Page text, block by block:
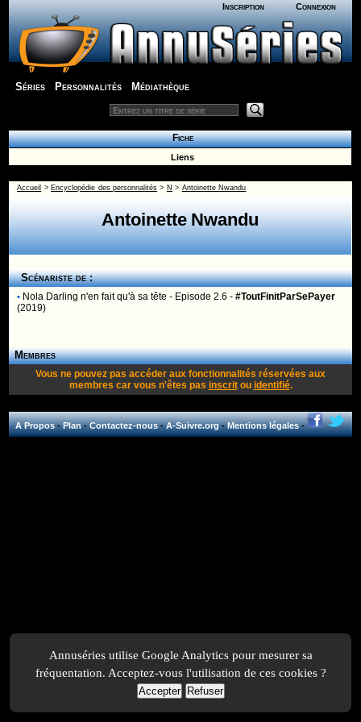
Inscription Connexion
Séries Personnalités Médiathèque
Fiche
Liens
Accueil > Encyclopédie des personnalités > N > Antoinette Nwandu
Antoinette Nwandu
Scénariste de :
• Nola Darling n'en fait qu'à sa tête - Episode 2.6 -#ToutFinitParSePayer
(2019)
Membres
Vous ne pouvez pas accéder aux fonctionnalités réservées aux
membres car vous n'êtes pas inscritou identifié.
A Propos-Plan-Contactez-nous-A-Suivre.org-Mentions légales-
Annuséries utilise Google Analytics pour mesurer sa
fréquentation. Acceptez-vous l'utilisation de ces cookies ?
Accepter Refuser